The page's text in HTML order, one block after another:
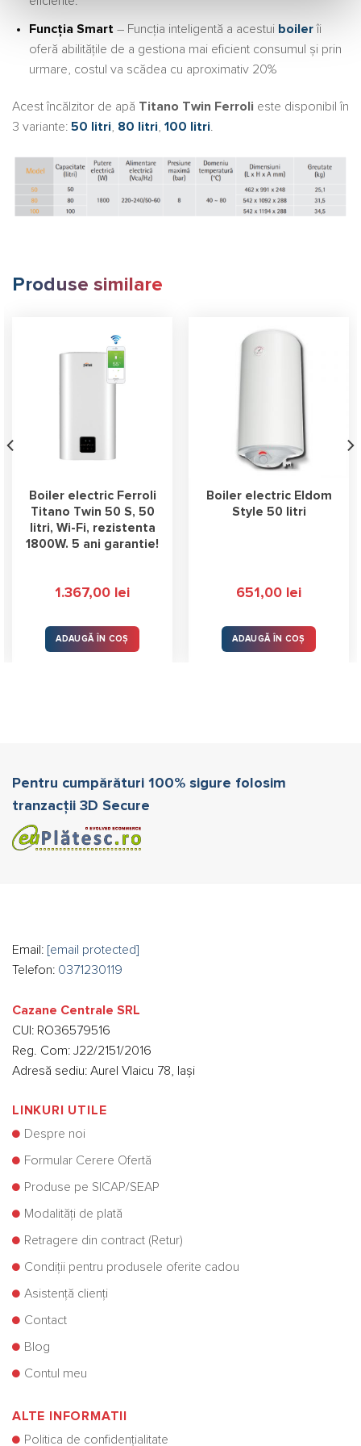
Funcția Smart – Funcția inteligentă a acestui boilerîi
oferă abilitățile de a gestiona mai eficient consumul și prin
urmare, costul va scădea cu aproximativ 20%
Acest încălzitor de apă Titano Twin Ferroli este disponibil în
3 variante: 50 litri 80 litri 100 litri
Produse similare
Boiler electric Ferroli
Titano Twin 50 S, 50
litri, Wi-Fi, rezistenta
1800W. 5 ani garantie!
1.367,00 lei
ADAUGĂ ÎN COȘ
Boiler electric Eldom
Style 50 litri
651,00 lei
ADAUGĂ ÎN COȘ
Pentru cumpărături 100% sigure folosim
tranzacții 3D Secure
Email: [email protected]
Telefon: 0371230119
Cazane Centrale SRL
CUI: RO36579516
Reg. Com: J22/2151/2016
Adresă sediu: Aurel Vlaicu 78, Iași
LINKURI UTILE
Despre noi
Formular Cerere Ofertă
Produse pe SICAP/SEAP
Modalități de plată
Retragere din contract (Retur)
Condiții pentru produsele oferite cadou
Asistență clienți
Contact
Blog
Contul meu
ALTE INFORMATII
Politica de confidențialitate